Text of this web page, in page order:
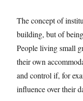
The concept of
building, but of
People living small
their own
and control if, for
influence over their